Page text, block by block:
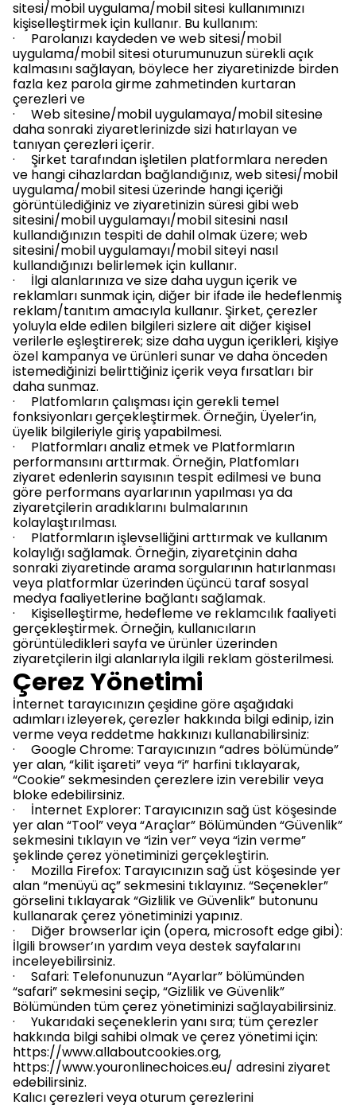
sitesi/mobil uygulama/mobil sitesi kullanımınızı
kişiselleştirmek için kullanır. Bu kullanım:
· Parolanızı kaydeden ve web sitesi/mobil
uygulama/mobil sitesi oturumunuzun sürekli açık
kalmasını sağlayan, böylece her ziyaretinizde birden
fazla kez parola girme zahmetinden kurtaran
çerezleri ve
· Web sitesine/mobil uygulamaya/mobil sitesine
daha sonraki ziyaretlerinizde sizi hatırlayan ve
tanıyan çerezleri içerir.
· Şirket tarafından işletilen platformlara nereden
ve hangi cihazlardan bağlandığınız, web sitesi/mobil
uygulama/mobil sitesi üzerinde hangi içeriği
görüntülediğiniz ve ziyaretinizin süresi gibi web
sitesini/mobil uygulamayı/mobil sitesini nasıl
kullandığınızın tespiti de dahil olmak üzere; web
sitesini/mobil uygulamayı/mobil siteyi nasıl
kullandığınızı belirlemek için kullanır.
· İlgi alanlarınıza ve size daha uygun içerik ve
reklamları sunmak için, diğer bir ifade ile hedeflenmiş
reklam/tanıtım amacıyla kullanır. Şirket, çerezler
yoluyla elde edilen bilgileri sizlere ait diğer kişisel
verilerle eşleştirerek; size daha uygun içerikleri, kişiye
özel kampanya ve ürünleri sunar ve daha önceden
istemediğinizi belirttiğiniz içerik veya fırsatları bir
daha sunmaz.
· Platfomların çalışması için gerekli temel
fonksiyonları gerçekleştirmek. Örneğin, Üyeler’in,
üyelik bilgileriyle giriş yapabilmesi.
· Platformları analiz etmek ve Platformların
performansını arttırmak. Örneğin, Platfomları
ziyaret edenlerin sayısının tespit edilmesi ve buna
göre performans ayarlarının yapılması ya da
ziyaretçilerin aradıklarını bulmalarının
kolaylaştırılması.
· Platformların işlevselliğini arttırmak ve kullanım
kolaylığı sağlamak. Örneğin, ziyaretçinin daha
sonraki ziyaretinde arama sorgularının hatırlanması
veya platformlar üzerinden üçüncü taraf sosyal
medya faaliyetlerine bağlantı sağlamak.
· Kişiselleştirme, hedefleme ve reklamcılık faaliyeti
gerçekleştirmek. Örneğin, kullanıcıların
görüntüledikleri sayfa ve ürünler üzerinden
ziyaretçilerin ilgi alanlarıyla ilgili reklam gösterilmesi.
Çerez Yönetimi
İnternet tarayıcınızın çeşidine göre aşağıdaki
adımları izleyerek, çerezler hakkında bilgi edinip, izin
verme veya reddetme hakkınızı kullanabilirsiniz:
· Google Chrome: Tarayıcınızın “adres bölümünde”
yer alan, “kilit işareti” veya “i” harfini tıklayarak,
“Cookie” sekmesinden çerezlere izin verebilir veya
bloke edebilirsiniz.
· İnternet Explorer: Tarayıcınızın sağ üst köşesinde
yer alan “Tool” veya “Araçlar” Bölümünden “Güvenlik”
sekmesini tıklayın ve “izin ver” veya “izin verme”
şeklinde çerez yönetiminizi gerçekleştirin.
· Mozilla Firefox: Tarayıcınızın sağ üst köşesinde yer
alan “menüyü aç” sekmesini tıklayınız. “Seçenekler”
görselini tıklayarak “Gizlilik ve Güvenlik” butonunu
kullanarak çerez yönetiminizi yapınız.
· Diğer browserlar için (opera, microsoft edge gibi):
İlgili browser’ın yardım veya destek sayfalarını
inceleyebilirsiniz.
· Safari: Telefonunuzun “Ayarlar” bölümünden
“safari” sekmesini seçip, “Gizlilik ve Güvenlik”
Bölümünden tüm çerez yönetiminizi sağlayabilirsiniz.
· Yukarıdaki seçeneklerin yanı sıra; tüm çerezler
hakkında bilgi sahibi olmak ve çerez yönetimi için:
https://www.allaboutcookies.org,
https://www.youronlinechoices.eu/ adresini ziyaret
edebilirsiniz.
Kalıcı çerezleri veya oturum çerezlerini